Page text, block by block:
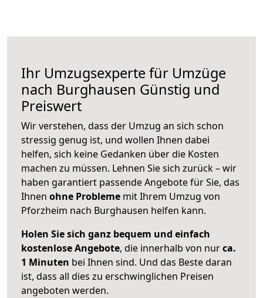
Ihr Umzugsexperte für Umzüge
nach Burghausen Günstig und
Preiswert
Wir verstehen, dass der Umzug an sich schon
stressig genug ist, und wollen Ihnen dabei
helfen, sich keine Gedanken über die Kosten
machen zu müssen. Lehnen Sie sich zurück – wir
haben garantiert passende Angebote für Sie, das
Ihnen ohne Probleme mit Ihrem Umzug von
Pforzheim nach Burghausen helfen kann.
Holen Sie sich ganz bequem und einfach
kostenlose Angebote, die innerhalb von nurca.
1 Minuten bei Ihnen sind. Und das Beste daran
ist, dass all dies zu erschwinglichen Preisen
angeboten werden.